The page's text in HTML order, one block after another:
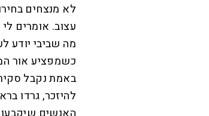
לא מנצחים
עצוב. אומרים
מה שביבי יודע
כשמפציע אור
באמת נקבל
להיזכר, גרדו